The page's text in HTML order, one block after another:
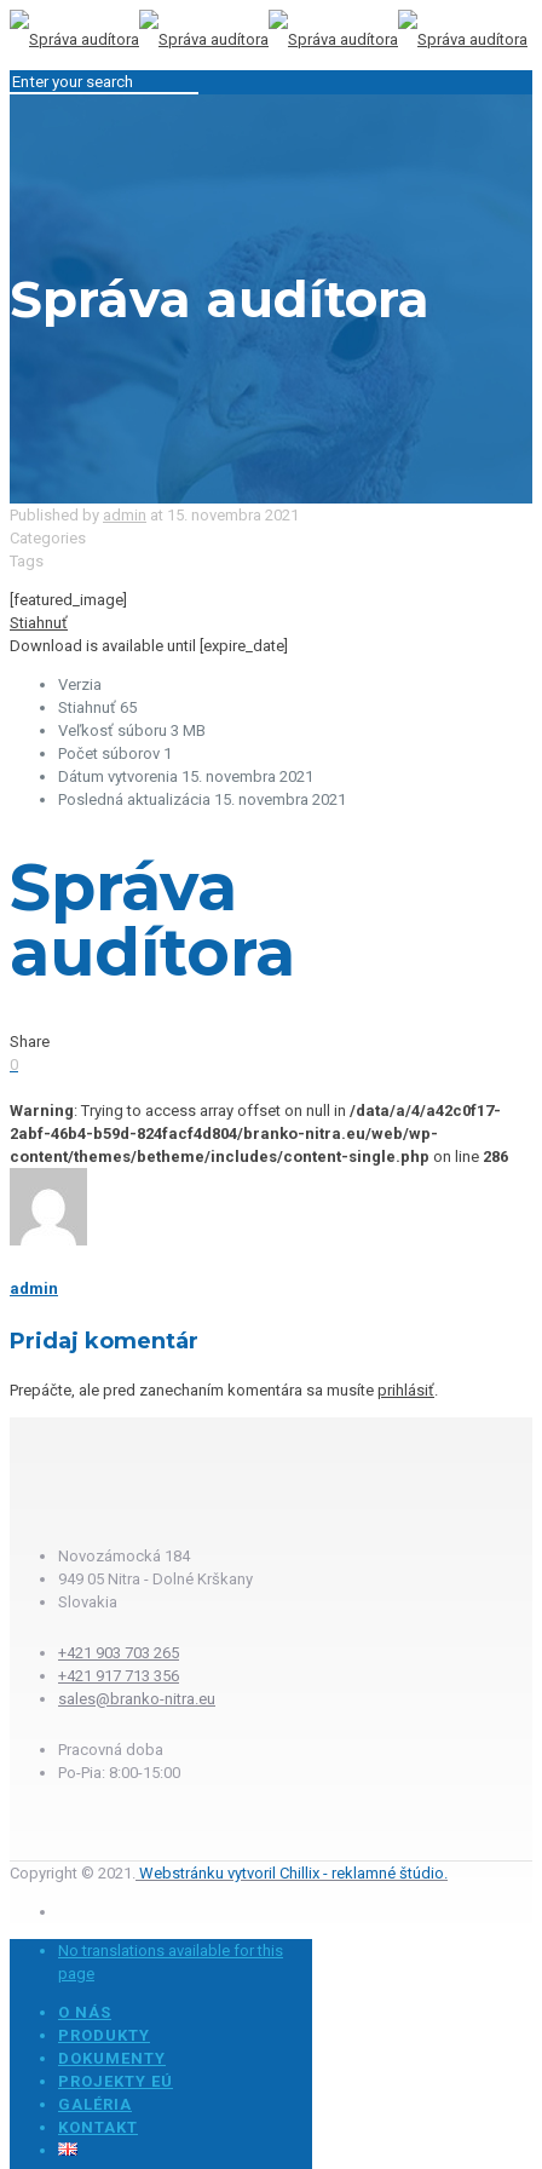
Správa audítora
Published by admin at 15. novembra 2021
Categories
Tags
[featured_image]
Stiahnuť
Download is available until [expire_date]
Verzia
Stiahnuť 65
Veľkosť súboru 3 MB
Počet súborov 1
Dátum vytvorenia 15. novembra 2021
Posledná aktualizácia 15. novembra 2021
Správa
audítora
Share
0
Warning: Trying to access array offset on null in /data/a/4/a42c0f17-
2abf-46b4-b59d-824facf4d804/branko-nitra.eu/web/wp-
content/themes/betheme/includes/content-single.php on line 286
admin
Pridaj komentár
Prepáčte, ale pred zanechaním komentára sa musíte prihlásiť.
Novozámocká 184
949 05 Nitra - Dolné Krškany
Slovakia
+421 903 703 265
+421 917 713 356
sales@branko-nitra.eu
Pracovná doba
Po-Pia: 8:00-15:00
Copyright © 2021. Webstránku vytvoril Chillix - reklamné štúdio.
No translations available for this
page
O NÁS
PRODUKTY
DOKUMENTY
PROJEKTY EÚ
GALÉRIA
KONTAKT